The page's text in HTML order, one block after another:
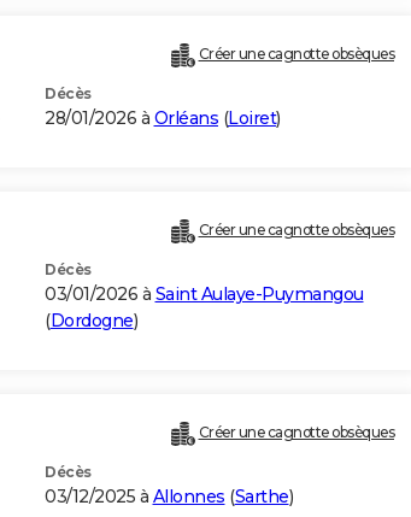
Créer une cagnotte obsèques
Décès
28/01/2026 à Orléans (Loiret)
Créer une cagnotte obsèques
Décès
03/01/2026 à Saint Aulaye-Puymangou
(Dordogne)
Créer une cagnotte obsèques
Décès
03/12/2025 à Allonnes (Sarthe)